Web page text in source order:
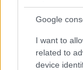
Google
I want to
related to
device
Τραγανά και